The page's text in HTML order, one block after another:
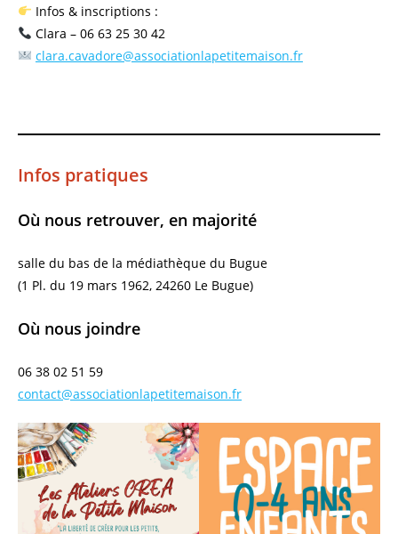
Infos & inscriptions :
Clara – 06 63 25 30 42
clara.cavadore@associationlapetitemaison.fr
Infos pratiques
Où nous retrouver, en majorité
salle du bas de la médiathèque du Bugue
(1 Pl. du 19 mars 1962, 24260 Le Bugue)
Où nous joindre
06 38 02 51 59
contact@associationlapetitemaison.fr